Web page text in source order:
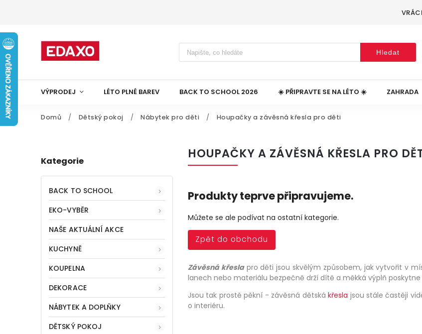
Hledat
VÝPRODEJ LÉTO PLNÉ BAREV BACK TO SCHOOL 2026 ☀️ PŘIPRAVTE SE NA LÉTO ☀️ ZAHRADA
Domů / Dětský pokoj / Nábytek pro děti / Houpačky a závěsná křesla pro děti
Kategorie
BACK TO SCHOOL
EKO-VYBĚR
NAŠE AKTUÁLNÍ AKCE
KUCHYNĚ
KOUPELNA
DEKORACE
NÁBYTEK A DOPLŇKY
DĚTSKÝ POKOJ
HOUPAČKY A ZÁVĚSNÁ KŘESLA PRO
Produkty teprve připravujeme.
Můžete se ale podívat na ostatní kategorie.
Zpět do obchodu
Závěsná křeslapro děti jsou skvělým způsobem, jak vytvořit v
lanech nebo materiálu bezpečně drží dítě a měkká výplň poskytne
Jsou tak prostě pěkní - závěsná dětskákřesla jsou stále častěji
o interiéru.